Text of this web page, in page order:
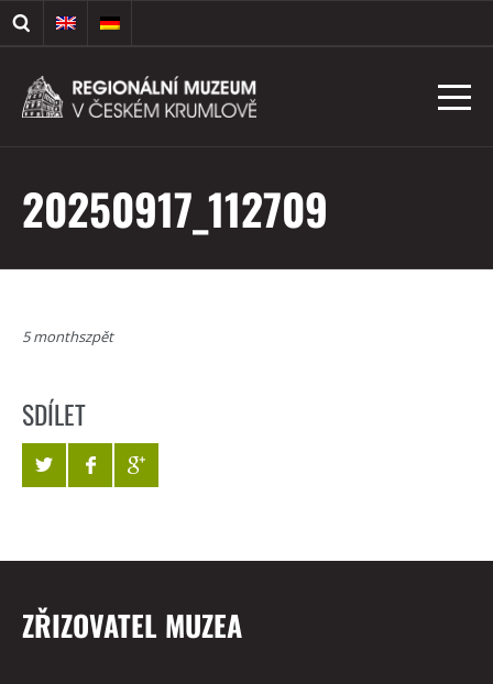
20250917_112709
5 monthszpět
SDÍLET
ZŘIZOVATEL MUZEA